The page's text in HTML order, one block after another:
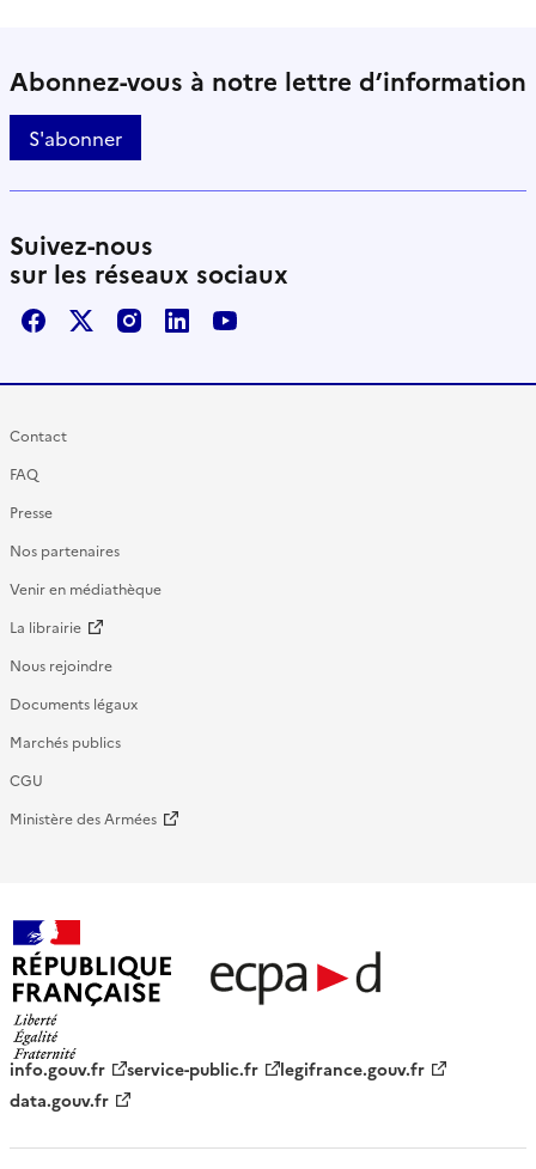
Abonnez-vous à notre lettre d’information
S'abonner
Suivez-nous
sur les réseaux sociaux
FacebookX / TwitterInstagram
LinkedInYoutube
Contact
FAQ
Presse
Nos partenaires
Venir en médiathèque
La librairie
Nous rejoindre
Documents légaux
Marchés publics
CGU
Ministère des Armées
française - ECPAD
info.gouv.fr service-public.fr
legifrance.gouv.fr
data.gouv.fr